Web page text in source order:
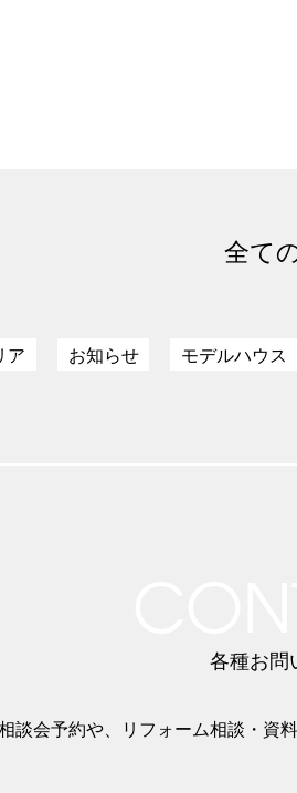
全て
ア お知らせ モデルハウス
各種お問
談会予約や、リフォーム相談・資